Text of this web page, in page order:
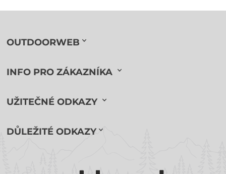
OUTDOORWEB
INFO PRO ZÁKAZNÍKA
UŽITEČNÉ ODKAZY
DŮLEŽITÉ ODKAZY